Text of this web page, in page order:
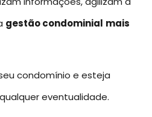
gestão condominial mais
condomínio e esteja
eventualidade.